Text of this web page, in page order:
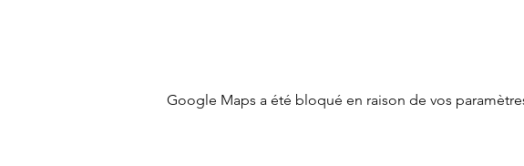
Google Maps a été bloqué en raison de vos